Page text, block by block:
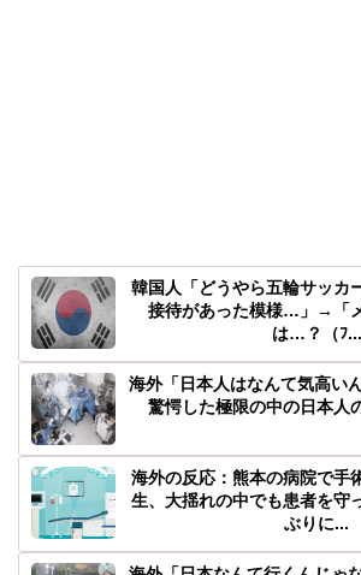
韓国人「どうやら五輪サッカ
接待があった模様…」→「
は…？（ﾌ...
海外「日本人はなんて気高い
驚愕した極限の中の日本人
海外の反応：熊本の病院で手
生、大揺れの中でも患者を守
ぶりに...